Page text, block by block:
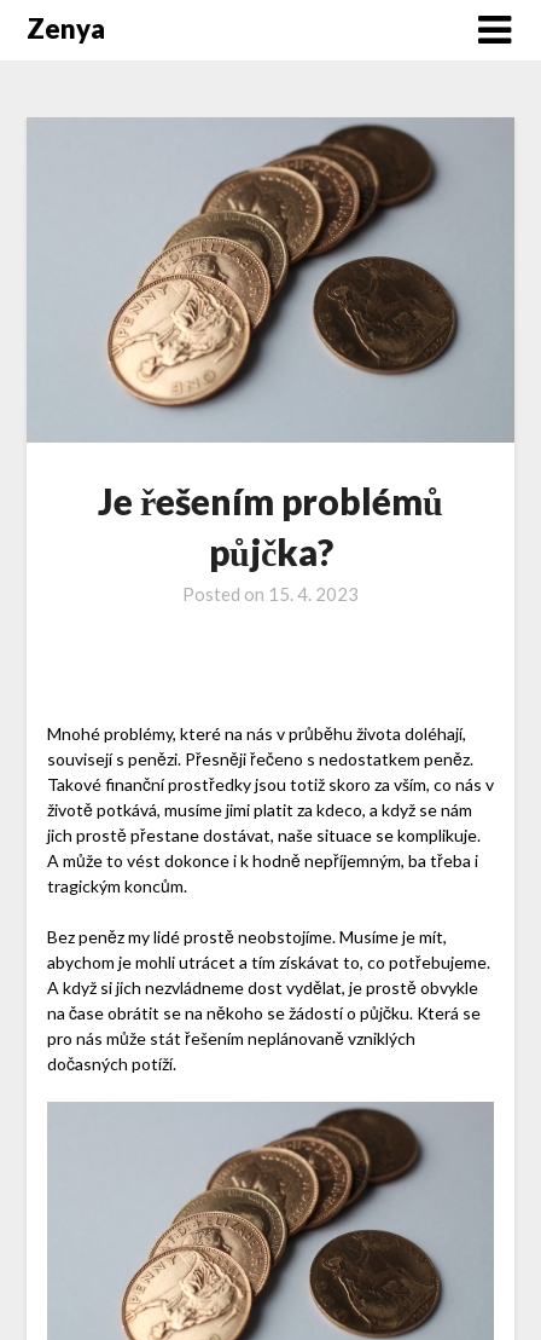
Zenya
Je řešením problémů
půjčka?
Posted on 15. 4. 2023
Mnohé problémy, které na nás v průběhu života doléhají,
souvisejí s penězi. Přesněji řečeno s nedostatkem peněz.
Takové finanční prostředky jsou totiž skoro za vším, co nás v
životě potkává, musíme jimi platit za kdeco, a když se nám
jich prostě přestane dostávat, naše situace se komplikuje.
A může to vést dokonce i k hodně nepříjemným, ba třeba i
tragickým koncům.
Bez peněz my lidé prostě neobstojíme. Musíme je mít,
abychom je mohli utrácet a tím získávat to, co potřebujeme.
A když si jich nezvládneme dost vydělat, je prostě obvykle
na čase obrátit se na někoho se žádostí o půjčku. Která se
pro nás může stát řešením neplánovaně vzniklých
dočasných potíží.